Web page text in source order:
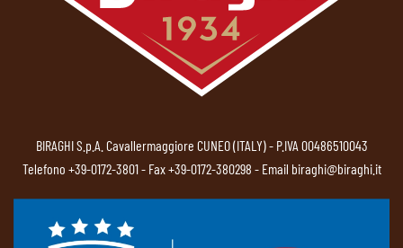
BIRAGHI S.p.A. Cavallermaggiore CUNEO (ITALY) - P.IVA 00486510043
Telefono +39-0172-3801- Fax +39-0172-380298 - Email biraghi@biraghi.it